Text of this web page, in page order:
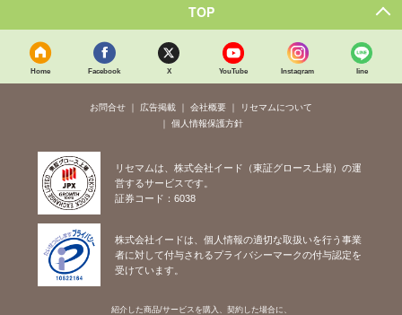
TOP
Home Facebook X YouTube Instagram line
お問合せ 広告掲載 会社概要
リセマムについて
個人情報保護方針
リセマムは、株式会社イード（東証グロース上場）の運
営するサービスです。
証券コード：6038
株式会社イードは、個人情報の適切な取扱いを行う事業
者に対して付与されるプライバシーマークの付与認定を
受けています。
紹介した商品/サービスを購入、契約した場合に、